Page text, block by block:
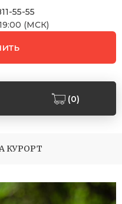
55-55
(МСК)
(0)
КУРОРТ